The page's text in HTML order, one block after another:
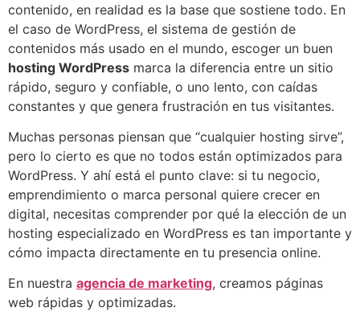
contenido, en realidad es la base que sostiene todo. En
el caso de WordPress, el sistema de gestión de
contenidos más usado en el mundo, escoger un buen
hosting WordPress marca la diferencia entre un sitio
rápido, seguro y confiable, o uno lento, con caídas
constantes y que genera frustración en tus visitantes.
Muchas personas piensan que “cualquier hosting sirve”,
pero lo cierto es que no todos están optimizados para
WordPress. Y ahí está el punto clave: si tu negocio,
emprendimiento o marca personal quiere crecer en
digital, necesitas comprender por qué la elección de un
hosting especializado en WordPress es tan importante y
cómo impacta directamente en tu presencia online.
En nuestra agencia de marketing, creamos páginas
web rápidas y optimizadas.